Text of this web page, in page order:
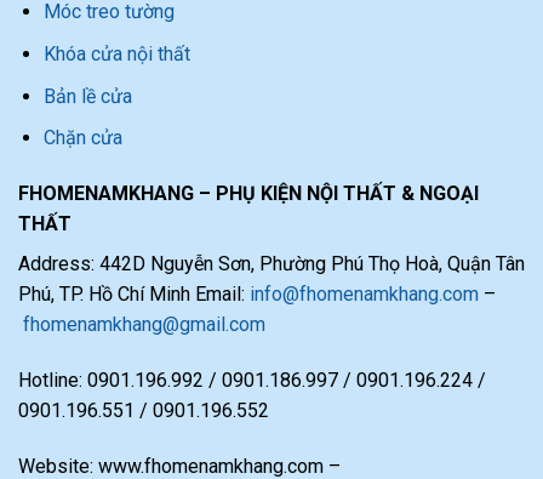
Móc treo tường
Khóa cửa nội thất
Bản lề cửa
Chặn cửa
FHOMENAMKHANG – PHỤ KIỆN NỘI THẤT & NGOẠI
THẤT
Address: 442D Nguyễn Sơn, Phường Phú Thọ Hoà, Quận Tân
Phú, TP. Hồ Chí Minh Email: info@fhomenamkhang.com –
fhomenamkhang@gmail.com
Hotline: 0901.196.992 / 0901.186.997 / 0901.196.224 /
0901.196.551 / 0901.196.552
Website: www.fhomenamkhang.com –